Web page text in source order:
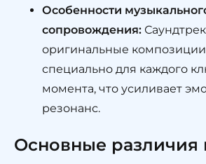
Особенности
сопровождения:
оригинальные
специально для каждого
момента, что усиливает
резонанс.
Основные различия